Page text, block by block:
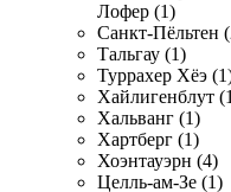
Лофер (1)
Санкт-Пёльтен
Тальгау (1)
Туррахер Хёэ
Хайлигенблут
Хальванг (1)
Хартберг (1)
Хоэнтауэрн (4)
Целль-ам-Зе (1)